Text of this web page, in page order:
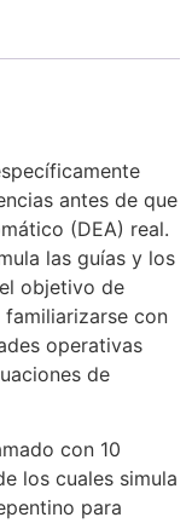
antes de que
(DEA) real.
las guías y los
objetivo de
familiarizarse con
operativas
de
con 10
los cuales simula
para